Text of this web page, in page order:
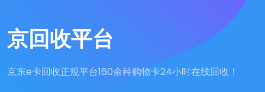
京回收平台
京东e卡回收正规平台160余种购物卡24小时在线回收！